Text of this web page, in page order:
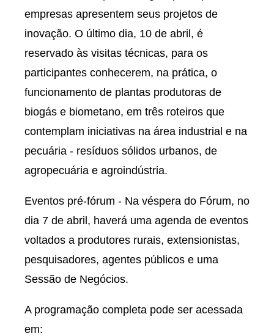
empresas apresentem seus projetos de
inovação. O último dia, 10 de abril, é
reservado às visitas técnicas, para os
participantes conhecerem, na prática, o
funcionamento de plantas produtoras de
biogás e biometano, em três roteiros que
contemplam iniciativas na área industrial e na
pecuária - resíduos sólidos urbanos, de
agropecuária e agroindústria.
Eventos pré-fórum - Na véspera do Fórum, no
dia 7 de abril, haverá uma agenda de eventos
voltados a produtores rurais, extensionistas,
pesquisadores, agentes públicos e uma
Sessão de Negócios.
A programação completa pode ser acessada
em: